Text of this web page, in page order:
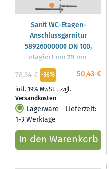
Sanit WC-Etagen-
Anschlussgarnitur
58926000000 DN 100,
etagiert um 25 mm
50,43 €
78,34 € -36%
inkl. 19% MwSt.,zzgl.
Versandkosten
Lagerware
Lieferzeit:
1-3 Werktage
In den Warenkorb